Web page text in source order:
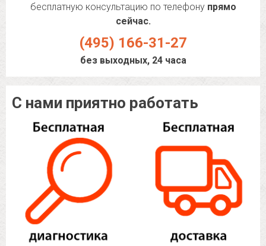
бесплатную консультацию по телефону прямо
сейчас.
(495) 166-31-27
без выходных, 24 часа
С нами приятно работать